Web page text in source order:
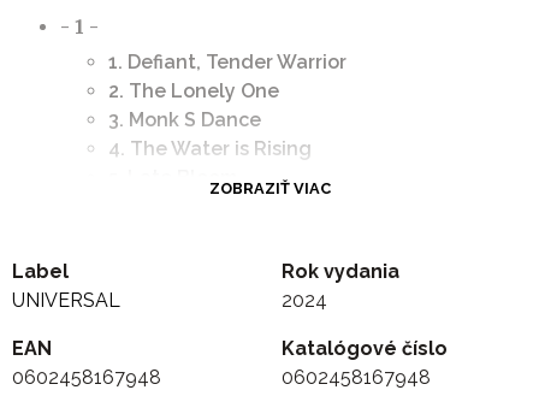
- 1 -
1. Defiant, Tender Warrior
2. The Lonely One
3. Monk S Dance
4. The Water is Rising
5. Late Bloom
8. The Sky Will Still Be There Tomorrow
- 2 -
2. Sky Valley, Spirit of the Forest
3. Balm In Gilead
ZOBRAZIŤ VIAC
Label
UNIVERSAL
Rok vydania
2024
EAN
0602458167948
Katalógové číslo
0602458167948